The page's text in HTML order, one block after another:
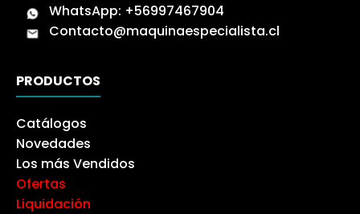
WhatsApp: +56997467904
Contacto@maquinaespecialista.cl
PRODUCTOS
Catálogos
Novedades
Los más Vendidos
Ofertas
Liquidación